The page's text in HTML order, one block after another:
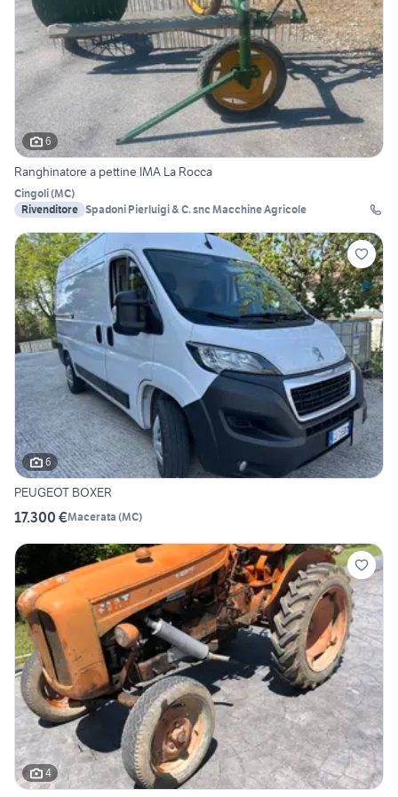
6
Ranghinatore a pettine IMA La Rocca
Cingoli(MC)
Rivenditore Spadoni Pierluigi & C. snc Macchine Agricole
6
PEUGEOT BOXER
17.300 €Macerata (MC)
4